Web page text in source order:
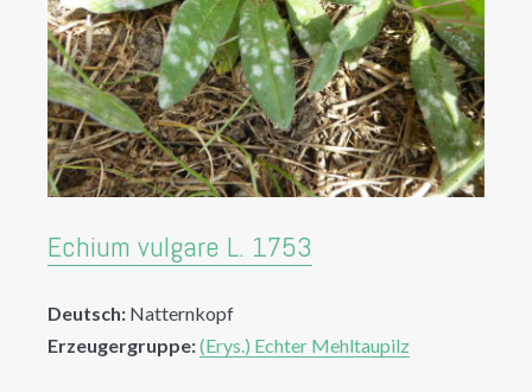
Echium vulgare L. 1753
Deutsch: Natternkopf
Erzeugergruppe:(Erys.) Echter Mehltaupilz